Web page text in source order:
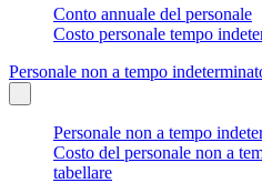
Conto annuale del personale
Costo personale tempo
Personale non a tempo
Personale non a tempo
Costo del personale non a
tabellare